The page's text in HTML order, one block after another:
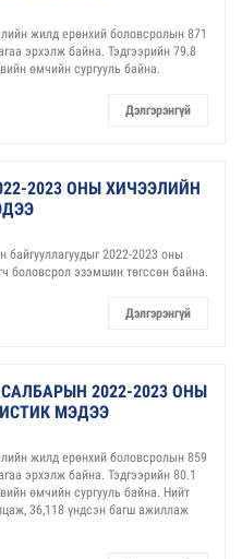
жилд ерөнхий боловсролын 871
эрхэлж байна. Тэдгээрийн 79.8
өмчийн сургууль байна.
Дэлгэрэнгүй
2023 ОНЫ ХИЧЭЭЛИЙН
2022-2023 оны
боловсрол эзэмшин төгссөн байна.
Дэлгэрэнгүй
2022-2023 ОНЫ
МЭДЭЭ
жилд ерөнхий боловсролын 859
эрхэлж байна. Тэдгээрийн 80.1
өмчийн сургууль байна. Нийт
36,118 үндсэн багш ажиллаж